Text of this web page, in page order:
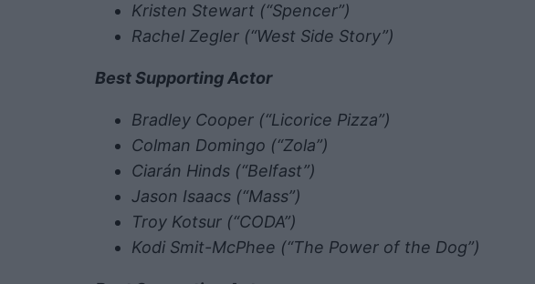
Kristen Stewart (“Spencer”)
Rachel Zegler (“West Side Story”)
Best Supporting Actor
Bradley Cooper (“Licorice Pizza”)
Colman Domingo (“Zola”)
Ciarán Hinds (“Belfast”)
Jason Isaacs (“Mass”)
Troy Kotsur (“CODA”)
Kodi Smit-McPhee (“The Power of the Dog”)